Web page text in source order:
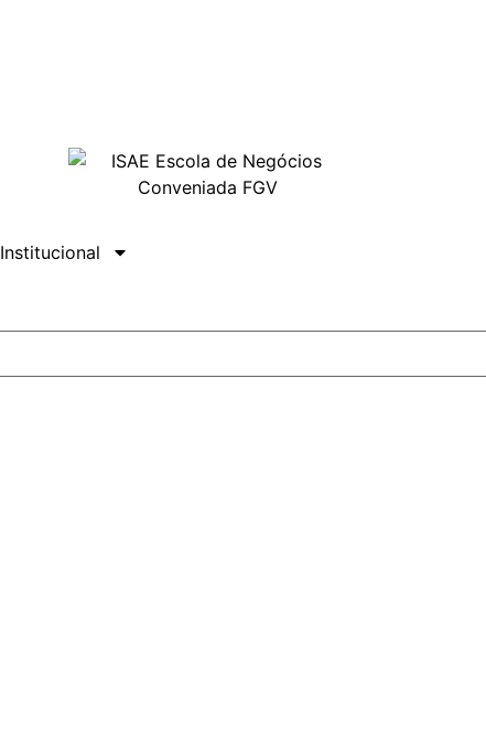
Institucional